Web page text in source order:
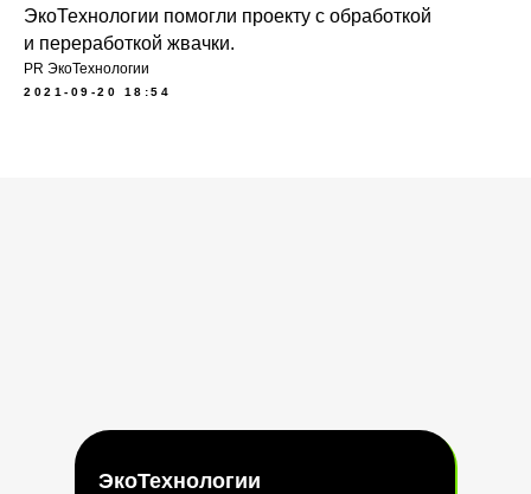
ЭкоТехнологии помогли проекту с обработкой
и переработкой жвачки.
PR ЭкоТехнологии
2021-09-20 18:54
ЭкоТехнологии